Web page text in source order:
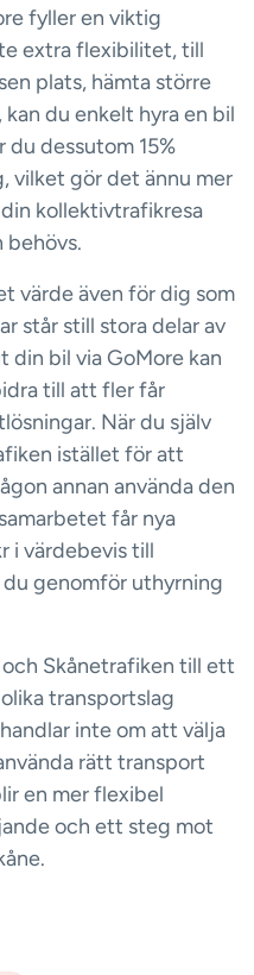
fyller en viktig
extra flexibilitet, till
plats, hämta större
du enkelt hyra en bil
du dessutom 15%
vilket gör det ännu mer
kollektivtrafikresa
behövs.
värde även för dig som
står still stora delar av
din bil via GoMore kan
till att fler får
När du själv
istället för att
annan använda den
får nya
i värdebevis till
genomför uthyrning
Skånetrafiken till ett
transportslag
inte om att välja
rätt transport
en mer flexibel
och ett steg mot